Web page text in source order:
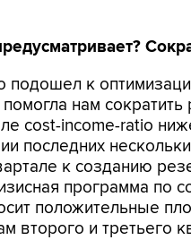
подошел к
нам
cost-income-ratio
последних
к созданию
программа по
положительные
второго и третьего